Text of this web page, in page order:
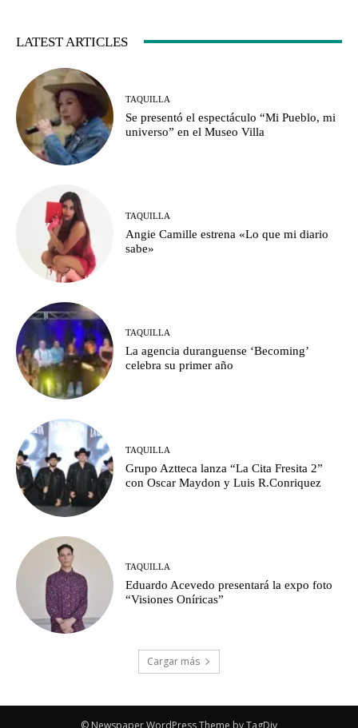
LATEST ARTICLES
TAQUILLA
Se presentó el espectáculo “Mi Pueblo, mi
universo” en el Museo Villa
TAQUILLA
Angie Camille estrena «Lo que mi diario
sabe»
TAQUILLA
La agencia duranguense ‘Becoming’
celebra su primer año
TAQUILLA
Grupo Aztteca lanza “La Cita Fresita 2”
con Oscar Maydon y Luis R.Conriquez
TAQUILLA
Eduardo Acevedo presentará la expo foto
“Visiones Oníricas”
Cargar más
© Newspaper WordPress Theme by TagDiv